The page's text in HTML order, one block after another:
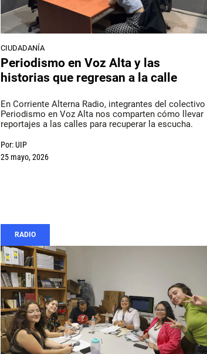
CIUDADANÍA
Periodismo en Voz Alta y las
historias que regresan a la calle
En Corriente Alterna Radio, integrantes del colectivo
Periodismo en Voz Alta nos comparten cómo llevar
reportajes a las calles para recuperar la escucha.
Por:UIP
25 mayo, 2026
RADIO